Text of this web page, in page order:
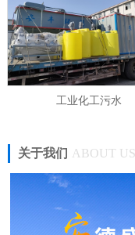
工业化工污水
关于我们 ABOUT US